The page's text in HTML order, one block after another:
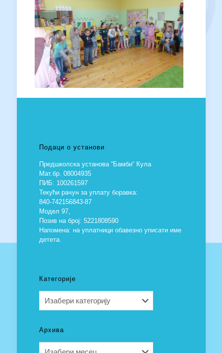
Подаци о установи
Предшколска установа “Бамби“ Кула
Мат.бр. 08004935
ПИБ: 100261597
Текући рачун за уплату боравка:
840-742156843-87
Модел 97,
Позив на број: 5221808590
Напомена: на уплатници обавезно уписати име
детета.
Категорије
Архива